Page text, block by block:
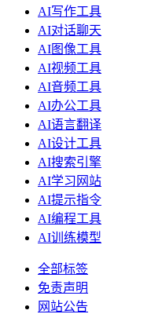
AI写作工具
AI对话聊天
AI图像工具
AI视频工具
AI音频工具
AI办公工具
AI语言翻译
AI设计工具
AI搜索引擎
AI学习网站
AI提示指令
AI编程工具
AI训练模型
全部标签
免责声明
网站公告